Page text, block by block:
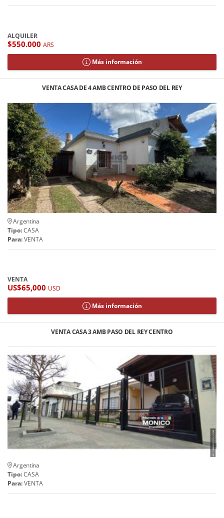
ALQUILER
$550.000 ARS
Más información
VENTA CASA DE 4 AMB CENTRO DE PASO DEL REY
Argentina
Tipo:CASA
Para:VENTA
VENTA
US$65,000 USD
Más información
VENTA CASA 3 AMB PASO DEL REY CENTRO
Argentina
Tipo:CASA
Para:VENTA